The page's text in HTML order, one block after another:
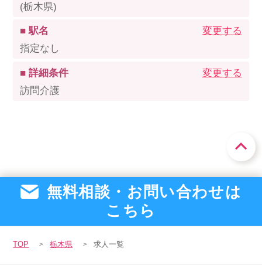
(栃木県)
■ 駅名
指定なし
変更する
■ 詳細条件
訪問介護
変更する
無料相談・お問い合わせは
こちら
TOP 栃木県 求人一覧